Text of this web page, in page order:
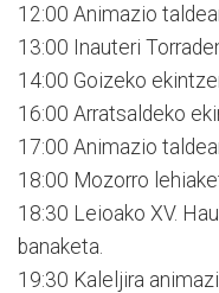
12:00 Animazio
13:00 Inauteri
14:00 Goizeko
16:00 Arratsaldeko
17:00 Animazio
18:00 Mozorro
18:30 Leioako XV.
banaketa.
19:30 Kaleljira